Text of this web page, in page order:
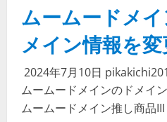
ムームードメ
メイン情報を変
2024年7月10日
ムームードメインのドメイ
ムームードメイン推し商品III